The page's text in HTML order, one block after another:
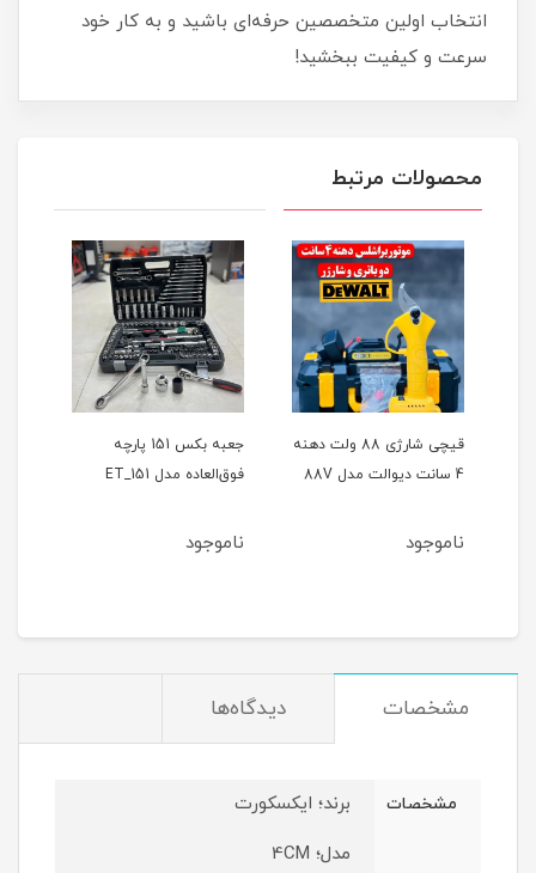
انتخاب اولین متخصصین حرفه‌ای باشید و به کار خود
سرعت و کیفیت ببخشید!
محصولات مرتبط
قیچی شارژی 88 ولت دهنه
4 سانت دیوالت مدل 88V
ناموجود
جعبه بکس 151 پارچه
فوق‌العاده مدل ET_151
ناموجود
مشخصات دیدگاه‌ها
مشخصات
برند؛ ایکسکورت
مدل‌؛ 4CM